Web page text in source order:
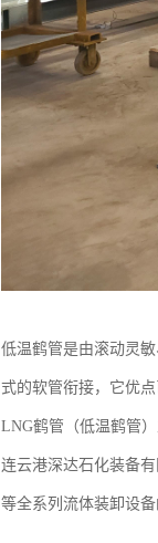
低温鹤管是由滚动灵
式的软管衔接，它优
LNG鹤管（低温鹤管
连云港深达石化装备
等全系列流体装卸设